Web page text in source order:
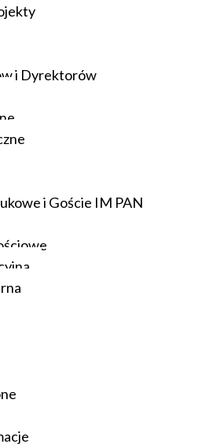
i Dyrektorów
i Goście IM PAN